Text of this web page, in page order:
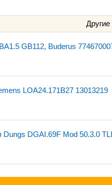
Другие
GB112, Buderus
LOA24.171B27 13013219
Dungs DGAI.69F Mod 50.3.0